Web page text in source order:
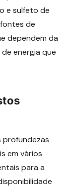
e sulfeto de
de
dependem da
energia que
profundezas
em vários
para a